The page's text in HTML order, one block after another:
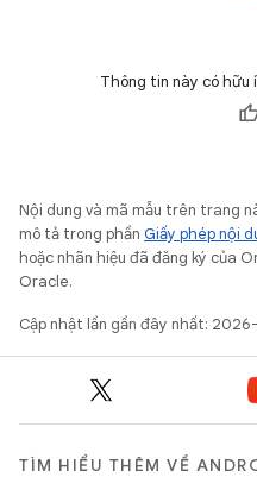
Thông tin này có hữu
Nội dung và mã mẫu trên trang
mô tả trong phần Giấy phép nội
hoặc nhãn hiệu đã đăng ký của
Oracle.
Cập nhật lần gần đây nhất:
TÌM HIỂU THÊM VỀ